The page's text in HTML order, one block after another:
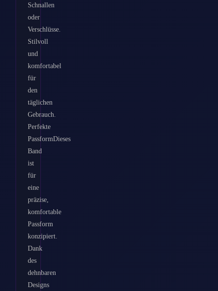
Schnallen
oder
Verschlüsse.
Stilvoll
und
komfortabel
für
den
täglichen
Gebrauch.
Perfekte
PassformDieses
Band
ist
für
eine
präzise,
komfortable
Passform
konzipiert.
Dank
des
dehnbaren
Designs